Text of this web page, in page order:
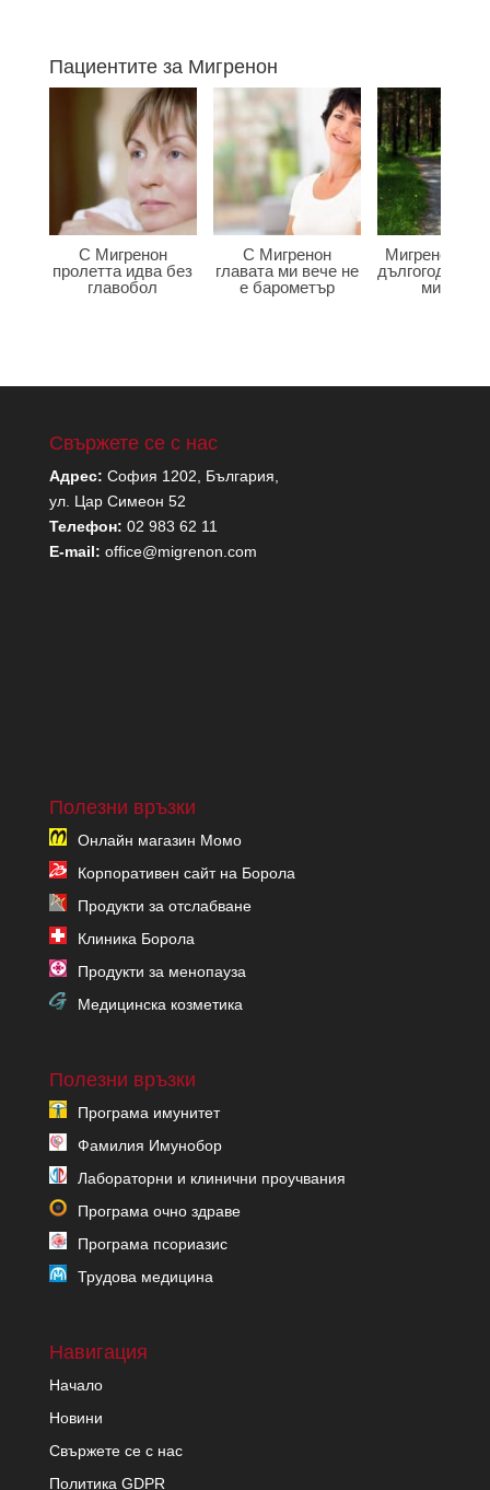
Пациентите за Мигренон
С Мигренон
пролетта идва без
главобол
С Мигренон
главата ми вече не
е барометър
Мигренон
мигрена
Свържете се с нас
Адрес: София 1202, България,
ул. Цар Симеон 52
Телефон: 02 983 62 11
E-mail: office@migrenon.com
Полезни връзки
Онлайн магазин Момо
Корпоративен сайт на Борола
Продукти за отслабване
Клиника Борола
Продукти за менопауза
Медицинска козметика
Полезни връзки
Програма имунитет
Фамилия Имунобор
Лабораторни и клинични проучвания
Програма очно здраве
Програма псориазис
Трудова медицина
Навигация
Начало
Новини
Свържете се с нас
Политика GDPR